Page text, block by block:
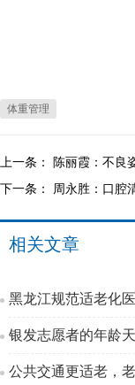
体重管理
上一条：
陈丽霞：不良
下一条：
周永胜：口腔
相关文章
黑龙江规范适老化
银发志愿者的年龄
公共交通更适老，